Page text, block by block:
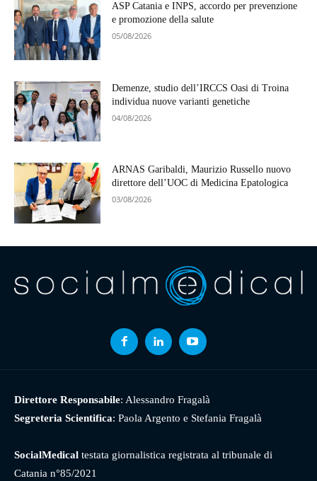
ASP Catania e INPS, accordo per prevenzione
e promozione della salute
05/08/2026
Demenze, studio dell’IRCCS Oasi di Troina
individua nuove varianti genetiche
04/08/2026
ARNAS Garibaldi, Maurizio Russello nuovo
direttore dell’UOC di Medicina Epatologica
03/08/2026
Direttore Responsabile: Alessandro Fragalà
Segreteria Scientifica: Paola Argento e Stefania Fragalà
SocialMedical testata giornalistica registrata al tribunale di
Catania n°85/2021